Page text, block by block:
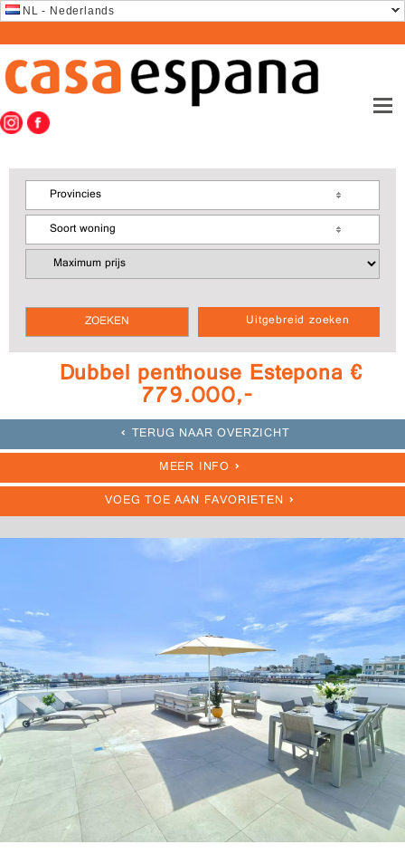
NL - Nederlands
Uitgebreid zoeken
Provincies
Soort woning
Dubbel penthouse Estepona €
779.000,-
TERUG NAAR OVERZICHT
MEER INFO
VOEG TOE AAN FAVORIETEN